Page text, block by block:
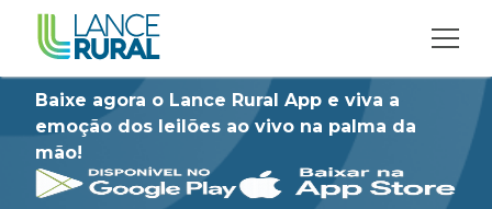
Baixe agora o Lance Rural App e viva a
emoção dos leilões ao vivo na palma da
mão!